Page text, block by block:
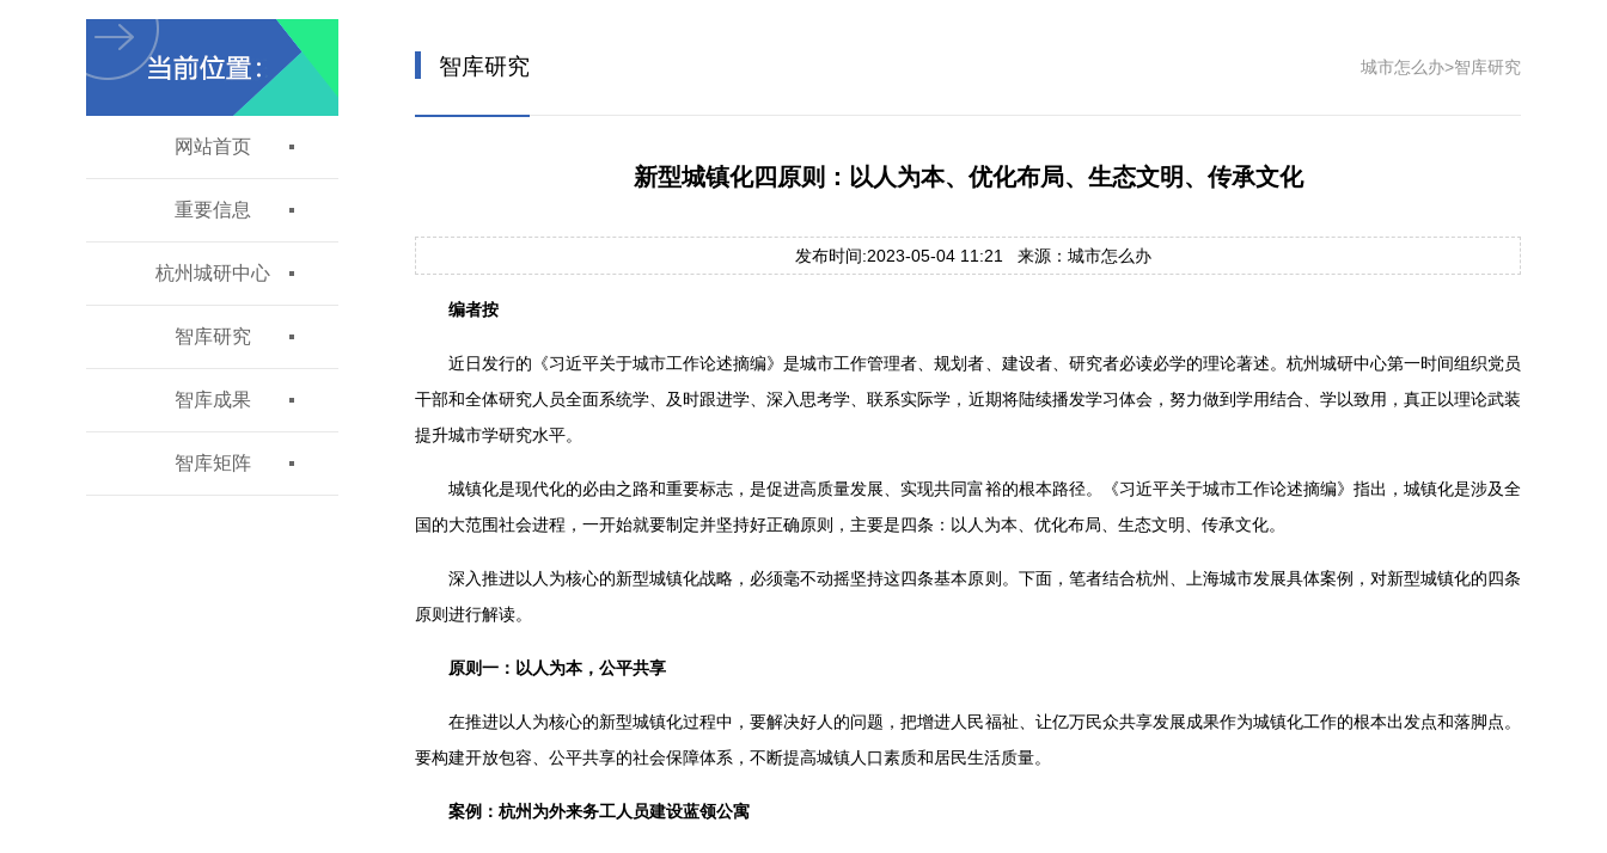
网站首页
重要信息
杭州城研中心
智库研究
智库成果
智库矩阵
智库研究 城市怎么办>智库研究
新型城镇化四原则：以人为本、优化布局、生态文明、传承文化
发布时间:2023-05-04 11:21 来源：城市怎么办
编者按
近日发行的《习近平关于城市工作论述摘编》是城市工作管理者、规划者、建设者、研究者必读必学的理论著述。杭州城研中心第一时间组织党员
干部和全体研究人员全面系统学、及时跟进学、深入思考学、联系实际学，近期将陆续播发学习体会，努力做到学用结合、学以致用，真正以理论武装
提升城市学研究水平。
城镇化是现代化的必由之路和重要标志，是促进高质量发展、实现共同富裕的根本路径。《习近平关于城市工作论述摘编》指出，城镇化是涉及全
国的大范围社会进程，一开始就要制定并坚持好正确原则，主要是四条：以人为本、优化布局、生态文明、传承文化。
深入推进以人为核心的新型城镇化战略，必须毫不动摇坚持这四条基本原则。下面，笔者结合杭州、上海城市发展具体案例，对新型城镇化的四条
原则进行解读。
原则一：以人为本，公平共享
在推进以人为核心的新型城镇化过程中，要解决好人的问题，把增进人民福祉、让亿万民众共享发展成果作为城镇化工作的根本出发点和落脚点。
要构建开放包容、公平共享的社会保障体系，不断提高城镇人口素质和居民生活质量。
案例：杭州为外来务工人员建设蓝领公寓